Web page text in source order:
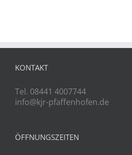
KONTAKT
Tel. 08441 4007744
info@kjr-pfaffenhofen.de
ÖFFNUNGSZEITEN